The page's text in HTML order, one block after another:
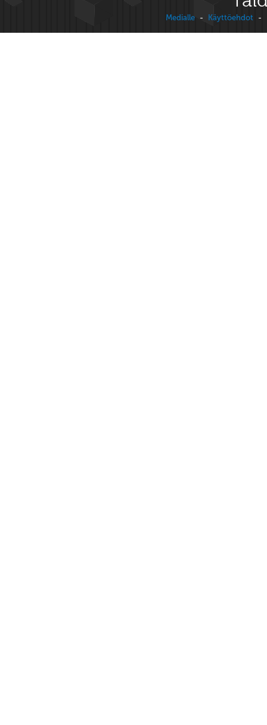
Medialle - Käyttöehdot -